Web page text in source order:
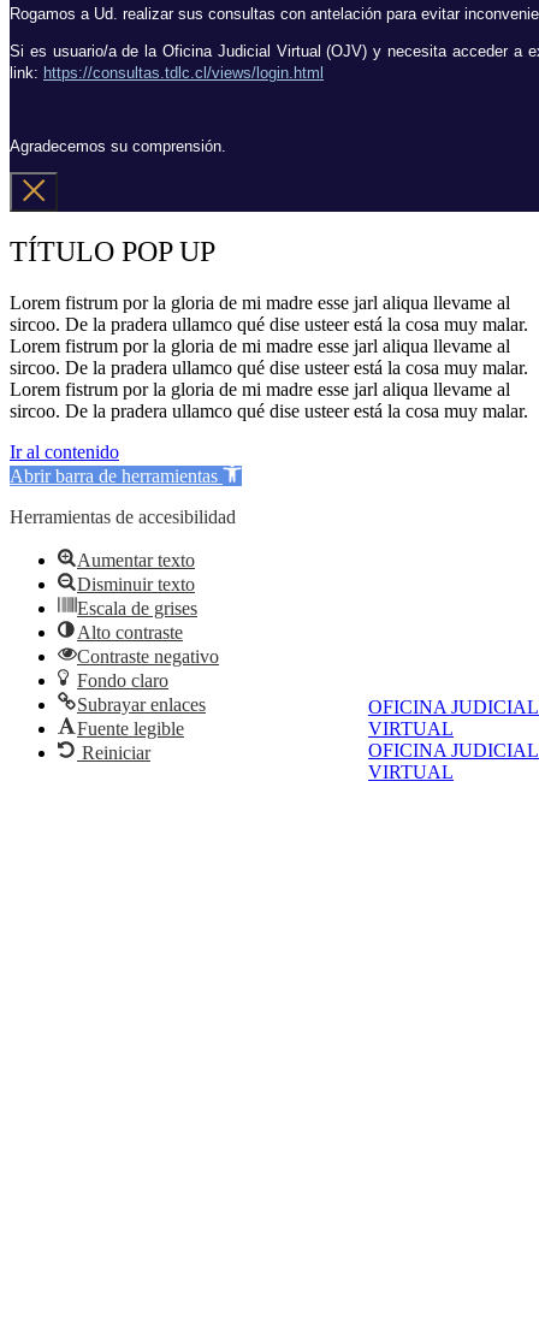
OFICINA JUDICIAL
VIRTUAL
OFICINA JUDICIAL
VIRTUAL
Rogamos a Ud. realizar sus consultas con antelación para evitar
Si es usuario/a de la Oficina Judicial Virtual (OJV) y necesita acceder a
link: https://consultas.tdlc.cl/views/login.html
Agradecemos su comprensión.
TÍTULO POP UP
Lorem fistrum por la gloria de mi madre esse jarl aliqua llevame al
sircoo. De la pradera ullamco qué dise usteer está la cosa muy malar.
Lorem fistrum por la gloria de mi madre esse jarl aliqua llevame al
sircoo. De la pradera ullamco qué dise usteer está la cosa muy malar.
Lorem fistrum por la gloria de mi madre esse jarl aliqua llevame al
sircoo. De la pradera ullamco qué dise usteer está la cosa muy malar.
Ir al contenido
Abrir barra de herramientas
Herramientas de accesibilidad
Aumentar texto
Disminuir texto
Escala de grises
Alto contraste
Contraste negativo
Fondo claro
Subrayar enlaces
Fuente legible
Reiniciar